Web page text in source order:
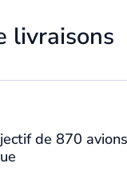
livraisons
de 870